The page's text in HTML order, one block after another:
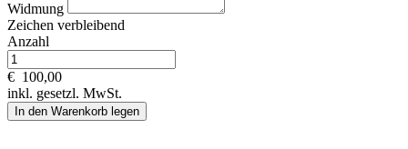
Widmung
Zeichen verbleibend
Anzahl
€ 100,00
inkl. gesetzl. MwSt.
In den Warenkorb legen